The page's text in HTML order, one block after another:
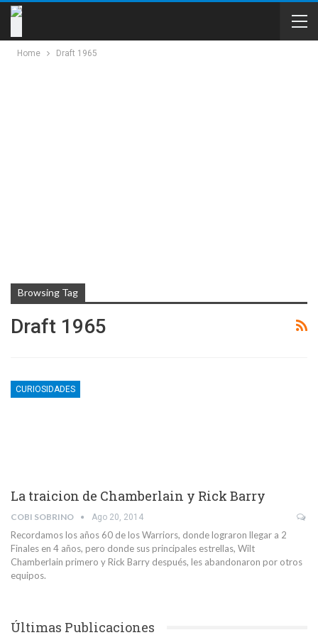
Home Draft 1965
Browsing Tag
Draft 1965
CURIOSIDADES
La traicion de Chamberlain y Rick Barry
COBI SOBRINO Ago 20, 2014
Recordamos los años 60 de los Warriors, donde lograron llegar a 2
Finales en 4 años, pero donde sus principales estrellas, Wilt
Chamberlain primero y Rick Barry después, les abandonaron por otros
equipos.
Últimas Publicaciones